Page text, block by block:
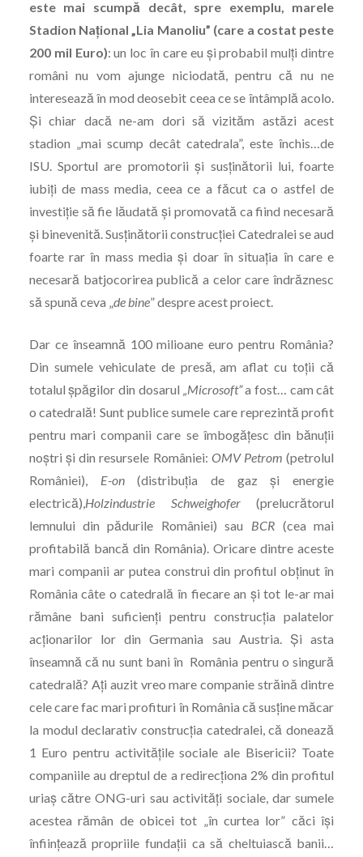
este mai scumpă decât, spre exemplu, marele
Stadion Naţional „Lia Manoliu” (care a costat peste
200 mil Euro): un loc în care eu şi probabil mulți dintre
români nu vom ajunge niciodată, pentru că nu ne
interesează în mod deosebit ceea ce se întâmplă acolo.
Şi chiar dacă ne-am dori să vizităm astăzi acest
stadion „mai scump decât catedrala”, este închis…de
ISU. Sportul are promotorii şi susținătorii lui, foarte
iubiți de mass media, ceea ce a făcut ca o astfel de
investiție să fie lăudată şi promovată ca fiind necesară
şi binevenită. Susținătorii construcției Catedralei se aud
foarte rar în mass media şi doar în situația în care e
necesară batjocorirea publică a celor care îndrăznesc
să spună ceva „de bine” despre acest proiect.
Dar ce înseamnă 100 milioane euro pentru România?
Din sumele vehiculate de presă, am aflat cu toții că
totalul şpăgilor din dosarul „Microsoft”a fost… cam cât
o catedrală! Sunt publice sumele care reprezintă profit
pentru mari companii care se îmbogățesc din bănuții
noștri şi din resursele României: OMV Petrom (petrolul
României), E-on(distribuția de gaz şi energie
electrică),Holzindustrie Schweighofer(prelucrătorul
lemnului din pădurile României) sau BCR (cea mai
profitabilă bancă din România). Oricare dintre aceste
mari companii ar putea construi din profitul obținut în
România câte o catedrală în fiecare an şi tot le-ar mai
rămâne bani suficienți pentru construcția palatelor
acționarilor lor din Germania sau Austria. Şi asta
înseamnă că nu sunt bani în România pentru o singură
catedrală? Ați auzit vreo mare companie străină dintre
cele care fac mari profituri în România că susţine măcar
la modul declarativ construcția catedralei, că donează
1 Euro pentru activitățile sociale ale Bisericii? Toate
companiile au dreptul de a redirecționa 2% din profitul
uriaș către ONG-uri sau activități sociale, dar sumele
acestea rămân de obicei tot „în curtea lor” căci își
înființează propriile fundații ca să cheltuiască banii…